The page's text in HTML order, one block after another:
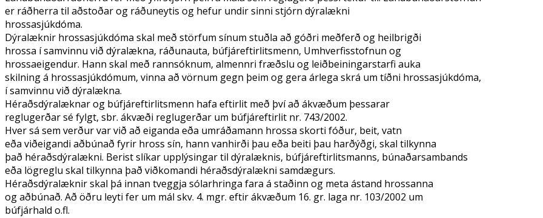
er ráðherra til aðstoðar og ráðuneytis og hefur undir sinni stjórn dýralækni
hrossasjúkdóma.
Dýralæknir hrossasjúkdóma skal með störfum sínum stuðla að góðri meðferð og heilbrigði
hrossa í samvinnu við dýralækna, ráðunauta, búfjáreftirlitsmenn, Umhverfisstofnun og
hrossaeigendur. Hann skal með rannsóknum, almennri fræðslu og leiðbeiningarstarfi auka
skilning á hrossasjúkdómum, vinna að vörnum gegn þeim og gera árlega skrá um tíðni hrossasjúkdóma,
í samvinnu við dýralækna.
Héraðsdýralæknar og búfjáreftirlitsmenn hafa eftirlit með því að ákvæðum þessarar
reglugerðar sé fylgt, sbr. ákvæði reglugerðar um búfjáreftirlit nr. 743/2002.
Hver sá sem verður var við að eiganda eða umráðamann hrossa skorti fóður, beit, vatn
eða viðeigandi aðbúnað fyrir hross sín, hann vanhirði þau eða beiti þau harðýðgi, skal tilkynna
það héraðsdýralækni. Berist slíkar upplýsingar til dýralæknis, búfjáreftirlitsmanns, búnaðarsambands
eða lögreglu skal tilkynna það viðkomandi héraðsdýralækni samdægurs.
Héraðsdýralæknir skal þá innan tveggja sólarhringa fara á staðinn og meta ástand hrossanna
og aðbúnað. Að öðru leyti fer um mál skv. 4. mgr. eftir ákvæðum 16. gr. laga nr. 103/2002 um
búfjárhald o.fl.